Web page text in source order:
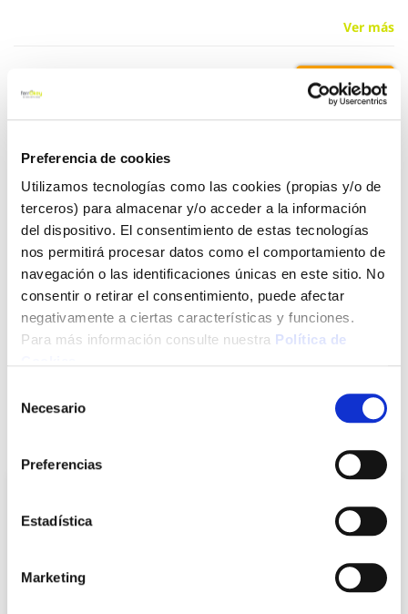
Preferencia de cookies
Utilizamos tecnologías como las cookies (propias y/o de
terceros) para almacenar y/o acceder a la información
del dispositivo. El consentimiento de estas tecnologías
nos permitirá procesar datos como el comportamiento de
navegación o las identificaciones únicas en este sitio. No
consentir o retirar el consentimiento, puede afectar
negativamente a ciertas características y funciones.
Para más información consulte nuestra Política de
Necesario
Preferencias
Estadística
Marketing
Ver más
1,45 €
Click&Collect - Recogida gratis
en nuestras tiendas
Envío a domicilio:
5 días hábiles
+ INFO